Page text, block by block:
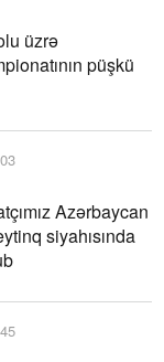
üzrə
püşkü
Azərbaycan
siyahısında